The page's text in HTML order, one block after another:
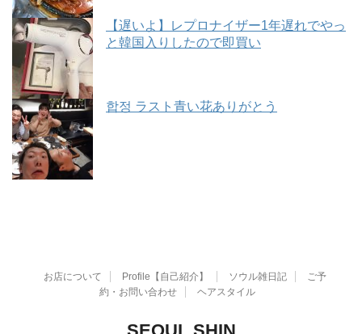
【遅いよ】レプロナイザー1年遅れでやっ
と韓国入りしたので即買い
합정 ラスト青い花ありがとう
お店について Profile【自己紹介】 ソウル雑日記
ご予
約・お問い合わせ
ヘアスタイル